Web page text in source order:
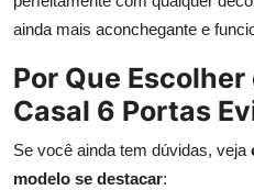
ainda mais aconchegante e
Por Que
Casal 6 Portas
Se você ainda tem dúvidas, veja
modelo se destacar: